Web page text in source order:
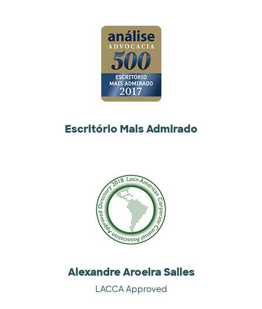
Escritório Mais Admirado
Alexandre Aroeira Salles
LACCA Approved